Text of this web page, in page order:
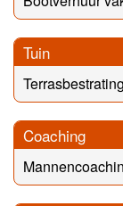
Tuin
Coaching